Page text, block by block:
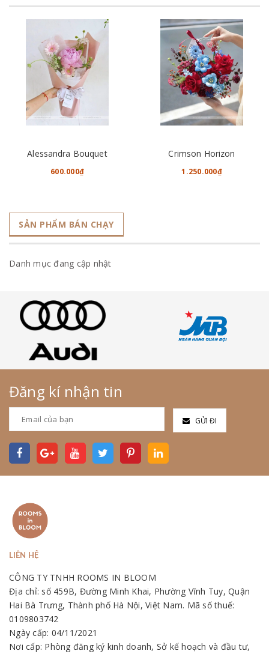
Alessandra Bouquet
600.000₫
Crimson Horizon
1.250.000₫
SẢN PHẨM BÁN CHẠY
Danh mục đang cập nhật
Đăng kí nhận tin
GỬI ĐI
LIÊN HỆ
CÔNG TY TNHH ROOMS IN BLOOM
Địa chỉ: số 459B, Đường Minh Khai, Phường Vĩnh Tuy, Quận
Hai Bà Trưng, Thành phố Hà Nội, Việt Nam. Mã số thuế:
0109803742
Ngày cấp: 04/11/2021
Nơi cấp: Phòng đăng ký kinh doanh, Sở kế hoạch và đầu tư,